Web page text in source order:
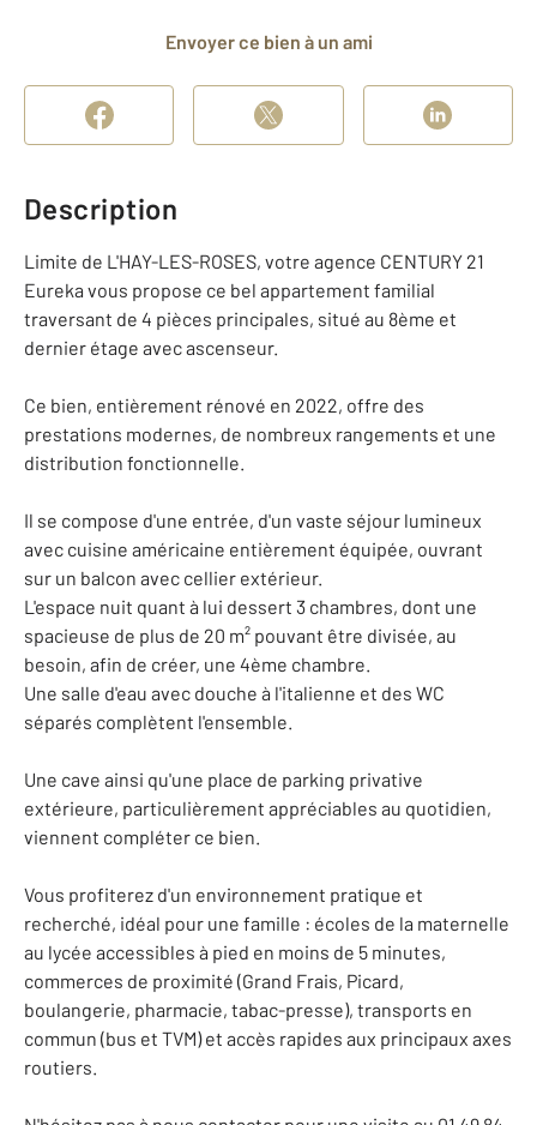
Envoyer ce bien à un ami
Description
Limite de L'HAY-LES-ROSES, votre agence CENTURY 21
Eureka vous propose ce bel appartement familial
traversant de 4 pièces principales, situé au 8ème et
dernier étage avec ascenseur.
Ce bien, entièrement rénové en 2022, offre des
prestations modernes, de nombreux rangements et une
distribution fonctionnelle.
Il se compose d'une entrée, d'un vaste séjour lumineux
avec cuisine américaine entièrement équipée, ouvrant
sur un balcon avec cellier extérieur.
L'espace nuit quant à lui dessert 3 chambres, dont une
spacieuse de plus de 20 m² pouvant être divisée, au
besoin, afin de créer, une 4ème chambre.
Une salle d'eau avec douche à l'italienne et des WC
séparés complètent l'ensemble.
Une cave ainsi qu'une place de parking privative
extérieure, particulièrement appréciables au quotidien,
viennent compléter ce bien.
Vous profiterez d'un environnement pratique et
recherché, idéal pour une famille : écoles de la maternelle
au lycée accessibles à pied en moins de 5 minutes,
commerces de proximité (Grand Frais, Picard,
boulangerie, pharmacie, tabac-presse), transports en
commun (bus et TVM) et accès rapides aux principaux axes
routiers.